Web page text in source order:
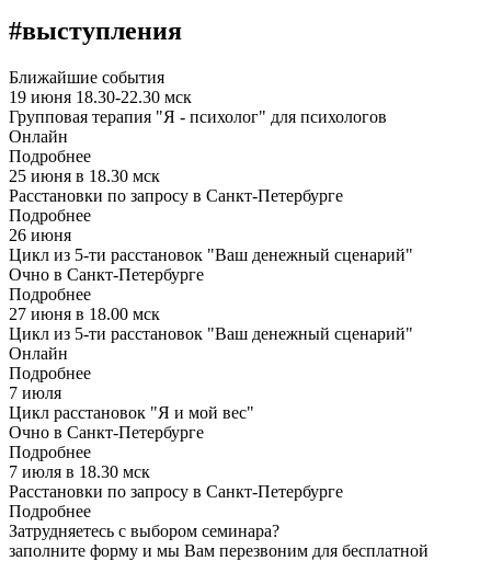
#выступления
Ближайшие события
19 июня 18.30-22.30 мск
Групповая терапия "Я - психолог" для психологов
Онлайн
Подробнее
25 июня в 18.30 мск
Расстановки по запросу в Санкт-Петербурге
Подробнее
26 июня
Цикл из 5-ти расстановок "Ваш денежный сценарий"
Очно в Санкт-Петербурге
Подробнее
27 июня в 18.00 мск
Цикл из 5-ти расстановок "Ваш денежный сценарий"
Онлайн
Подробнее
7 июля
Цикл расстановок "Я и мой вес"
Очно в Санкт-Петербурге
Подробнее
7 июля в 18.30 мск
Расстановки по запросу в Санкт-Петербурге
Подробнее
Затрудняетесь с выбором семинара?
заполните форму и мы Вам перезвоним для бесплатной